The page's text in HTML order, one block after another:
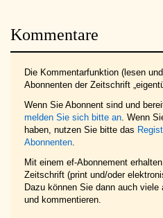
Kommentare
Die Kommentarfunktion (lesen
Abonnenten der Zeitschrift
Wenn Sie Abonnent sind und
melden Sie sich bitte an. Wenn
haben, nutzen Sie bitte das
Abonnenten.
Mit einem ef-Abonnement
Zeitschrift (print und/oder
Dazu können Sie dann auch
und kommentieren.